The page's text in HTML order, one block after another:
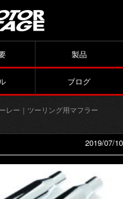
製品
ブログ
レー｜ツーリング用マフラー
2019/07/10